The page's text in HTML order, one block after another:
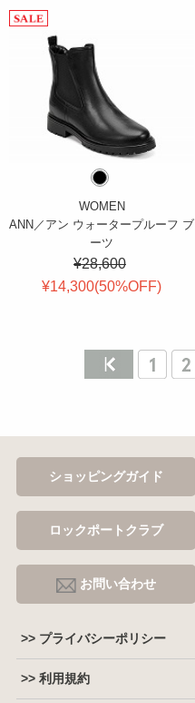
WOMEN
ANN／アン ウォータープルーフ ブ
ーツ
¥28,600
¥14,300(50%OFF)
ショッピングガイド
ロックポートクラブ
お問い合わせ
>> プライバシーポリシー
>> 利用規約